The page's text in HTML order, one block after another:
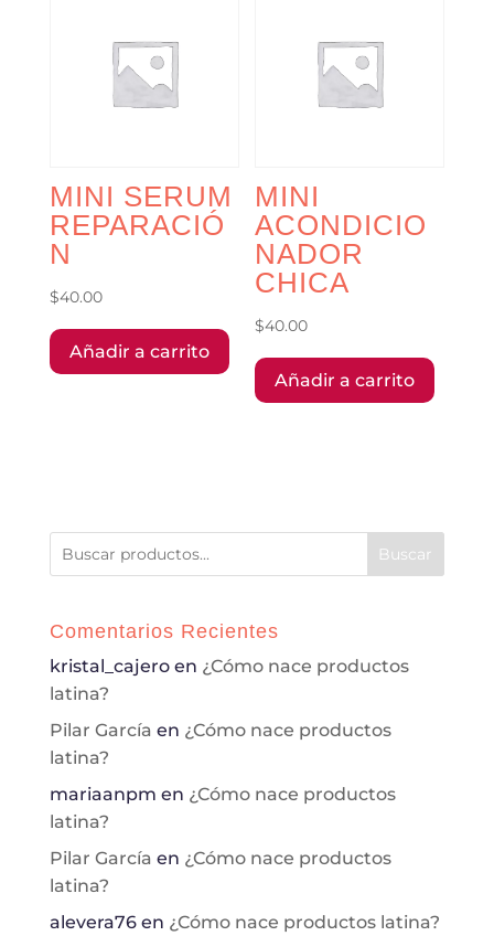
MINI SERUM
REPARACIÓ
N
$40.00
Añadir a carrito
MINI
ACONDICIO
NADOR
CHICA
$40.00
Añadir a carrito
Buscar
Comentarios Recientes
kristal_cajeroen ¿Cómo nace productos
latina?
Pilar García en ¿Cómo nace productos
latina?
mariaanpm en ¿Cómo nace productos
latina?
Pilar García en ¿Cómo nace productos
latina?
alevera76en ¿Cómo nace productos latina?